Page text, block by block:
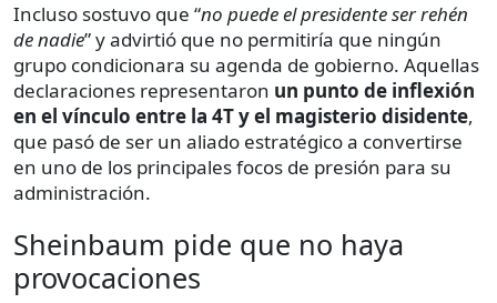
Incluso sostuvo que “no puede el presidente ser rehén
de nadie” y advirtió que no permitiría que ningún
grupo condicionara su agenda de gobierno. Aquellas
declaraciones representaron un punto de inflexión
en el vínculo entre la 4T y el magisterio disidente,
que pasó de ser un aliado estratégico a convertirse
en uno de los principales focos de presión para su
administración.
Sheinbaum pide que no haya
provocaciones